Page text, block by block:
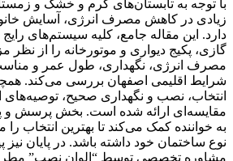
با توجه به تابستان‌های گرم و خشک و
زیادی در کاهش مصرف انرژی، آسایش
دارد. این مقاله جامع، کلیه سیستم‌های
گازی، پکیج دیواری و موتورخانه را از نظر
مصرف انرژی، نگهداری، طول عمر و
شرایط اقلیمی اصفهان بررسی می‌کند.
انتخاب، نصب و نگهداری صحیح،
مقایسه‌ای ارائه شده است. بخش پرسش و
به خواننده کمک می‌کند تا بهترین انتخاب را
نوع ساختمان خود داشته باشد. در پایان
مشاوره تخصصی توسط “الوان نصب”